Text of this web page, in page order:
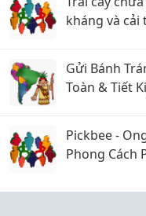
kháng và cải
Gửi Bánh
Toàn & Tiết
Pickbee -
Phong Cách